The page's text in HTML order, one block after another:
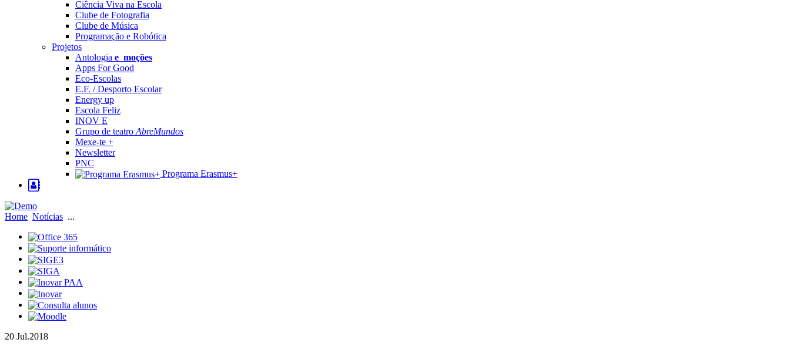
Ciência Viva na Escola
Clube de Fotografia
Clube de Música
Programação e Robótica
Projetos
Antologia e_moções
Apps For Good
Eco-Escolas
E.F. / Desporto Escolar
Energy up
Escola Feliz
INOV E
Grupo de teatro AbreMundos
Mexe-te +
Newsletter
PNC
Programa Erasmus+
Home Notícias ...
20 Jul.2018